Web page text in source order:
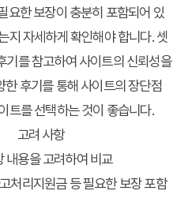
요한 보장이 충분히 포함되어 있
지 자세하게 확인해야 합니다. 셋
기를 참고하여 사이트의 신뢰성을
후기를 통해 사이트의 장단점
트를 선택하는 것이 좋습니다.
고려 사항
내용을 고려하여 비교
처리지원금 등 필요한 보장 포함